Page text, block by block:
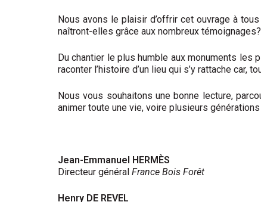
Nous avons le plaisir d’offrir cet ouvrage à
naîtront-elles grâce aux nombreux témoignages?
Du chantier le plus humble aux monuments
raconter l’histoire d’un lieu qui s’y rattache
Nous vous souhaitons une bonne lecture,
animer toute une vie, voire plusieurs
Jean-Emmanuel HERMÈS
Directeur général France Bois Forêt
Henry DE REVEL